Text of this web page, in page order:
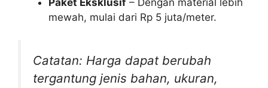
mewah, mulai dari Rp 5 juta/meter.
Catatan: Harga dapat berubah
tergantung jenis bahan, ukuran,